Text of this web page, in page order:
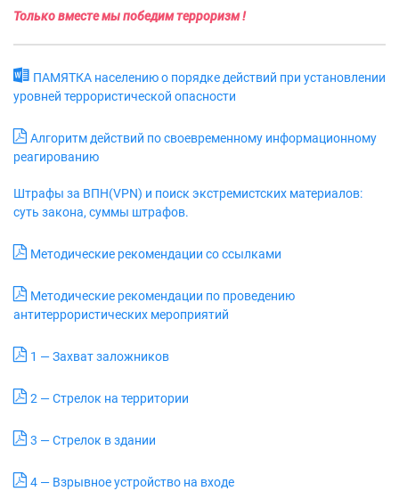
Только вместе мы победим терроризм !
ПАМЯТКА населению о порядке действий при установлении
уровней террористической опасности
Алгоритм действий по своевременному информационному
реагированию
Штрафы за ВПН(VPN) и поиск экстремистских материалов:
суть закона, суммы штрафов.
Методические рекомендации со ссылками
Методические рекомендации по проведению
антитеррористических мероприятий
1 — Захват заложников
2 — Стрелок на территории
3 — Стрелок в здании
4 — Взрывное устройство на входе